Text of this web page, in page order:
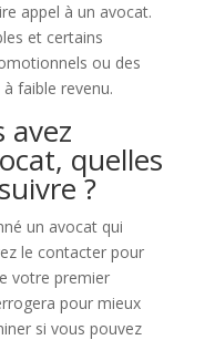
appel à un avocat.
et certains
ou des
faible revenu.
avez
quelles
?
un avocat qui
le contacter pour
votre premier
pour mieux
si vous pouvez